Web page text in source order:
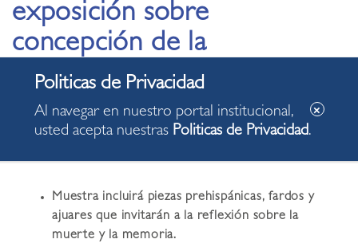
exposición sobre
concepción de la
muerte en el mundo
prehispánico
Muestra incluirá piezas prehispánicas, fardos y
ajuares que invitarán a la reflexión sobre la
muerte y la memoria.
Al navegar en nuestro portal institucional,
usted acepta nuestras Politicas de Privacidad.